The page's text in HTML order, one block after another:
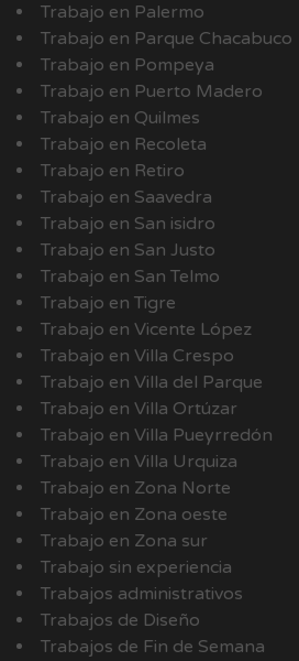
Trabajo en Palermo
Trabajo en Parque Chacabuco
Trabajo en Pompeya
Trabajo en Puerto Madero
Trabajo en Quilmes
Trabajo en Recoleta
Trabajo en Retiro
Trabajo en Saavedra
Trabajo en San isidro
Trabajo en San Justo
Trabajo en San Telmo
Trabajo en Tigre
Trabajo en Vicente López
Trabajo en Villa Crespo
Trabajo en Villa del Parque
Trabajo en Villa Ortúzar
Trabajo en Villa Pueyrredón
Trabajo en Villa Urquiza
Trabajo en Zona Norte
Trabajo en Zona oeste
Trabajo en Zona sur
Trabajo sin experiencia
Trabajos administrativos
Trabajos de Diseño
Trabajos de Fin de Semana